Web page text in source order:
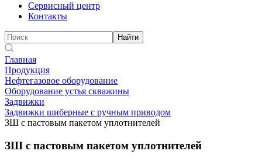
Сервисный центр
Контакты
Найти
Главная
Продукция
Нефтегазовое оборудование
Оборудование устья скважины
Задвижки
Задвижки шиберные с ручным приводом
ЗШ с пастовым пакетом уплотнителей
ЗШ с пастовым пакетом уплотнителей